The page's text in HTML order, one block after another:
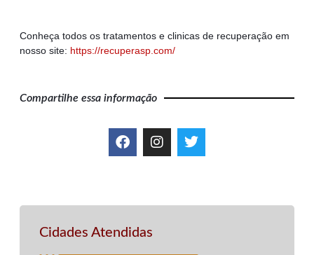
Conheça todos os tratamentos e clinicas de recuperação em
nosso site: https://recuperasp.com/
Compartilhe essa informação
Cidades Atendidas